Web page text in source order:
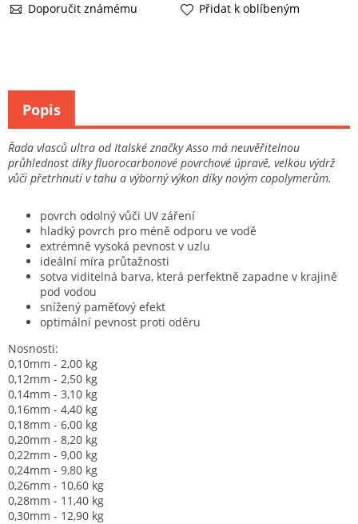
Doporučit známému
Přidat k oblíbeným
Řada vlasců ultra od Italské značky Asso má neuvěřitelnou
průhlednost díky fluorocarbonové povrchové úpravě, velkou výdrž
vůči přetrhnutí v tahu a výborný výkon díky novým copolymerům.
povrch odolný vůči UV záření
hladký povrch pro méně odporu ve vodě
extrémně vysoká pevnost v uzlu
ideální míra průtažnosti
sotva viditelná barva, která perfektně zapadne v krajině
pod vodou
snížený paměťový efekt
optimální pevnost proti oděru
Nosnosti:
0,10mm - 2,00 kg
0,12mm - 2,50 kg
0,14mm - 3,10 kg
0,16mm - 4,40 kg
0,18mm - 6,00 kg
0,20mm - 8,20 kg
0,22mm - 9,00 kg
0,24mm - 9,80 kg
0,26mm - 10,60 kg
0,28mm - 11,40 kg
0,30mm - 12,90 kg
Popis